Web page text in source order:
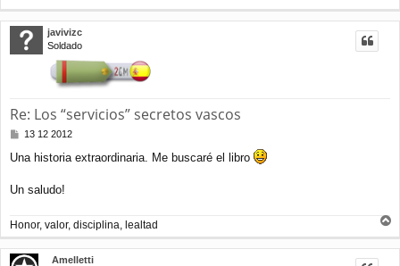
r
r
javivizc
Soldado
Re: Los “servicios” secretos vascos
M
n
a
13 12 2012
Una historia extraordinaria. Me buscaré el libro
Un saludo!
Honor, valor, disciplina, lealtad
r
r
Amelletti